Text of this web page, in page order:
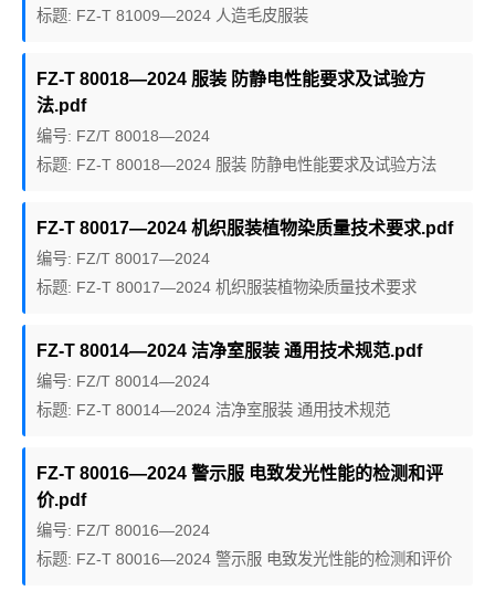
标题: FZ-T 81009—2024 人造毛皮服装
FZ-T 80018—2024 服装 防静电性能要求及试验方
法.pdf
编号: FZ/T 80018—2024
标题: FZ-T 80018—2024 服装 防静电性能要求及试验方法
FZ-T 80017—2024 机织服装植物染质量技术要求.pdf
编号: FZ/T 80017—2024
标题: FZ-T 80017—2024 机织服装植物染质量技术要求
FZ-T 80014—2024 洁净室服装 通用技术规范.pdf
编号: FZ/T 80014—2024
标题: FZ-T 80014—2024 洁净室服装 通用技术规范
FZ-T 80016—2024 警示服 电致发光性能的检测和评
价.pdf
编号: FZ/T 80016—2024
标题: FZ-T 80016—2024 警示服 电致发光性能的检测和评价